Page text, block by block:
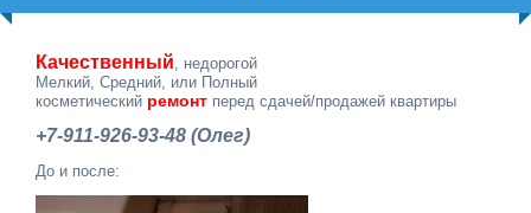
Качественный, недорогой
Мелкий, Средний, или Полный
косметический ремонт перед сдачей/продажей квартиры
+7-911-926-93-48 (Олег)
До и после: